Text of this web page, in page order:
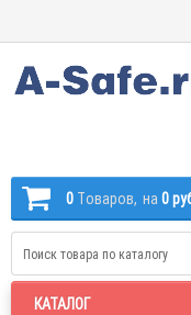
0 Tоваров, на 0
КАТАЛОГ